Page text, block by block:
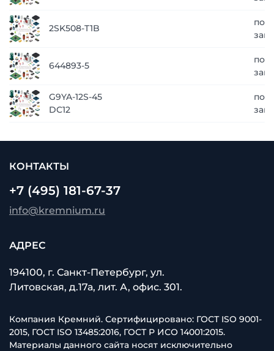
2SK508-T1B
по
644893-5
по
G9YA-12S-45
DC12
по
КОНТАКТЫ
+7 (495) 181-67-37
info@kremnium.ru
АДРЕС
194100, г. Санкт-Петербург, ул.
Литовская, д.17а, лит. А, офис. 301.
Компания Кремний. Сертифицировано: ГОСТ ISO 9001-
2015, ГОСТ ISO 13485:2016, ГОСТ Р ИСО 14001:2015.
Материалы данного сайта носят исключительно